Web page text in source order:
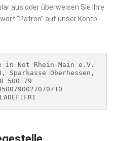
aus oder überweisen Sie Ihre
“Patron” auf unser Konto
in Not Rhein-Main e.V.
Sparkasse Oberhessen,
500 79